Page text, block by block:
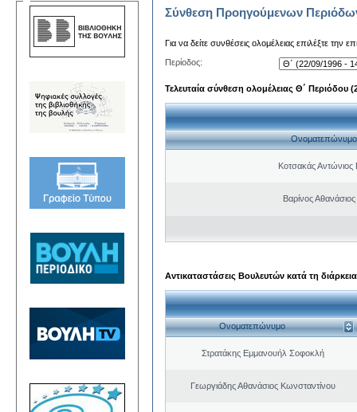
Σύνθεση Προηγούμενων
Για να δείτε συνθέσεις ολομέλειας επιλέξτε την
Περίοδος:
Τελευταία σύνθεση ολομέλειας Θ΄ Περιόδου
Ονοματεπώνυμο
Κοτσακάς Αντώνιος
Βαρίνος
Αντικαταστάσεις Βουλευτών κατά τη
Ονοματεπώνυμο
Στρατάκης Εμμανουήλ Σοφοκλή
Γεωργιάδης Αθανάσιος Κωνσταντίνου